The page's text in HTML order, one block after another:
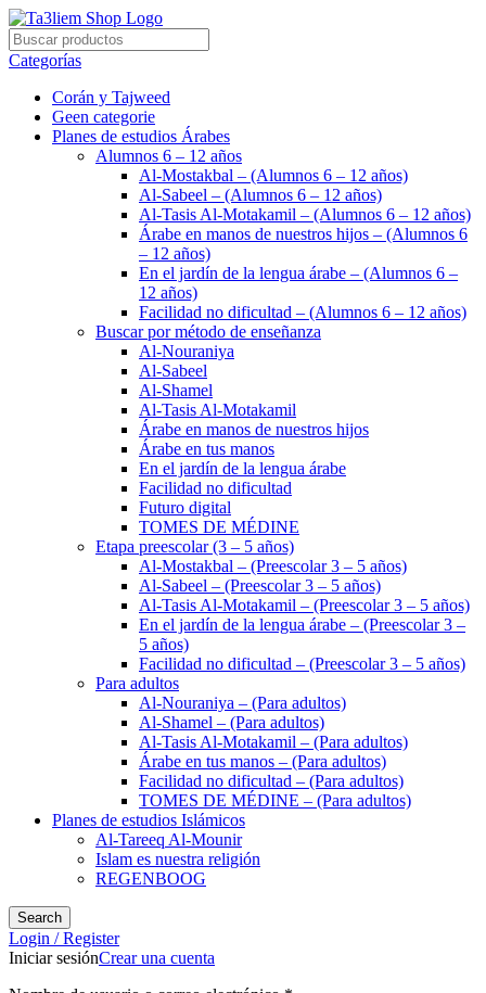
Categorías
Corán y Tajweed
Geen categorie
Planes de estudios Árabes
Alumnos 6 – 12 años
Al-Mostakbal – (Alumnos 6 – 12 años)
Al-Sabeel – (Alumnos 6 – 12 años)
Al-Tasis Al-Motakamil – (Alumnos 6 – 12 años)
Árabe en manos de nuestros hijos – (Alumnos 6
– 12 años)
En el jardín de la lengua árabe – (Alumnos 6 –
12 años)
Facilidad no dificultad – (Alumnos 6 – 12 años)
Buscar por método de enseñanza
Al-Nouraniya
Al-Sabeel
Al-Shamel
Al-Tasis Al-Motakamil
Árabe en manos de nuestros hijos
Árabe en tus manos
En el jardín de la lengua árabe
Facilidad no dificultad
Futuro digital
TOMES DE MÉDINE
Etapa preescolar (3 – 5 años)
Al-Mostakbal – (Preescolar 3 – 5 años)
Al-Sabeel – (Preescolar 3 – 5 años)
Al-Tasis Al-Motakamil – (Preescolar 3 – 5 años)
En el jardín de la lengua árabe – (Preescolar 3 –
5 años)
Facilidad no dificultad – (Preescolar 3 – 5 años)
Para adultos
Al-Nouraniya – (Para adultos)
Al-Shamel – (Para adultos)
Al-Tasis Al-Motakamil – (Para adultos)
Árabe en tus manos – (Para adultos)
Facilidad no dificultad – (Para adultos)
TOMES DE MÉDINE – (Para adultos)
Planes de estudios Islámicos
Al-Tareeq Al-Mounir
Islam es nuestra religión
REGENBOOG
Search
Login / Register
Iniciar sesiónCrear una cuenta